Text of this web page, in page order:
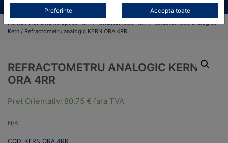
Toate produsele CONTACT
Home/Instrumente optice Kern/Refractometre Kern/Refractometre analogice
Kern / Refractometru analogic KERN ORA 4RR
REFRACTOMETRU ANALOGIC KERN
ORA 4RR
Pret Orientativ: 80,75 € fara TVA
N/A
COD: KERN ORA 4RR
Preferinte Accepta toate